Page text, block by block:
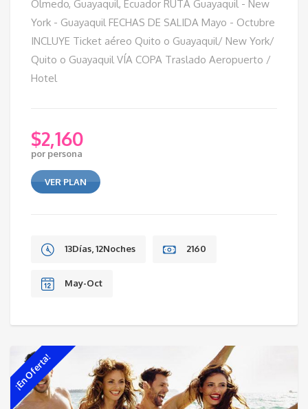
Olmedo, Guayaquil, Ecuador RUTA Guayaquil - New
York - Guayaquil FECHAS DE SALIDA Mayo - Octubre
INCLUYE Ticket aéreo Quito o Guayaquil/ New York/
Quito o Guayaquil VÍA COPA Traslado Aeropuerto /
Hotel
$2,160
por persona
VER PLAN
13Días, 12Noches 2160
May-Oct
¡En Oferta!